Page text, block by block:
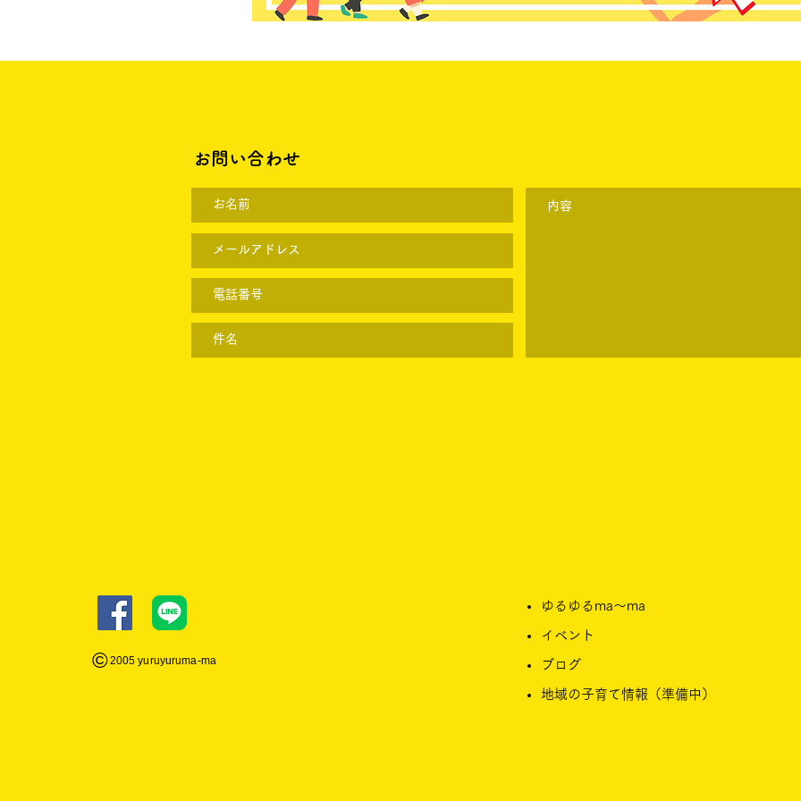
©2005 yuruyuruma-ma
ゆるゆるma〜ma
イベント
ブログ​
​地域の子育て情報（準備中）
お問い合わせ